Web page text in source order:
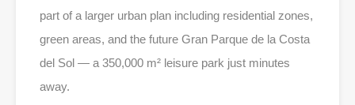
part of a larger urban plan including residential zones,
green areas, and the future Gran Parque de la Costa
del Sol — a 350,000 m² leisure park just minutes
away.